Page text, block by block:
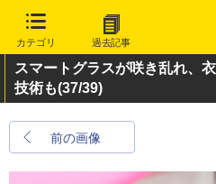
カテゴリ 過去記事
スマートグラスが咲き乱れ、
技術も(37/39)
前の画像